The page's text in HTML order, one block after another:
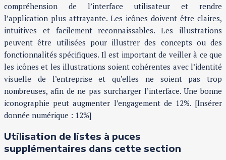
compréhension de l’interface utilisateur et rendre
l’application plus attrayante. Les icônes doivent être claires,
intuitives et facilement reconnaissables. Les illustrations
peuvent être utilisées pour illustrer des concepts ou des
fonctionnalités spécifiques. Il est important de veiller à ce que
les icônes et les illustrations soient cohérentes avec l’identité
visuelle de l’entreprise et qu’elles ne soient pas trop
nombreuses, afin de ne pas surcharger l’interface. Une bonne
iconographie peut augmenter l’engagement de 12%. [Insérer
donnée numérique : 12%]
Utilisation de listes à puces
supplémentaires dans cette section